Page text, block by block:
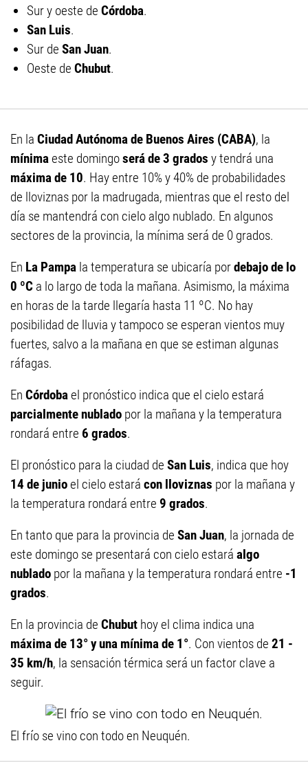
Sur y oeste de Córdoba.
San Luis.
Sur de San Juan.
Oeste de Chubut.
En la Ciudad Autónoma de Buenos Aires (CABA), la
mínimaeste domingoserá de 3 grados y tendrá una
máxima de 10. Hay entre 10% y 40% de probabilidades
de lloviznas por la madrugada, mientras que el resto del
día se mantendrá con cielo algo nublado. En algunos
sectores de la provincia, la mínima será de 0 grados.
En La Pampa la temperatura se ubicaría pordebajo de lo
0 ºC a lo largo de toda la mañana. Asimismo, la máxima
en horas de la tarde llegaría hasta 11 ºC. No hay
posibilidad de lluvia y tampoco se esperan vientos muy
fuertes, salvo a la mañana en que se estiman algunas
ráfagas.
En Córdobael pronóstico indica que el cielo estará
parcialmente nublado por la mañana y la temperatura
rondará entre 6 grados.
El pronóstico para la ciudad de San Luis, indica que hoy
14 de junioel cielo estará con lloviznas por la mañana y
la temperatura rondará entre 9 grados.
En tanto que para la provincia de San Juan, la jornada de
este domingo se presentará con cielo estará algo
nublado por la mañana y la temperatura rondará entre -1
grados.
En la provincia de Chubut hoy el clima indica una
máxima de 13°y una mínima de 1°. Con vientos de 21 -
35 km/h, la sensación térmica será un factor clave a
seguir.
El frío se vino con todo en Neuquén.